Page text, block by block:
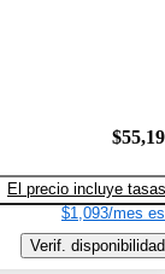
El precio incluye tasas
$1,093/mes
Verif. disponibilidad